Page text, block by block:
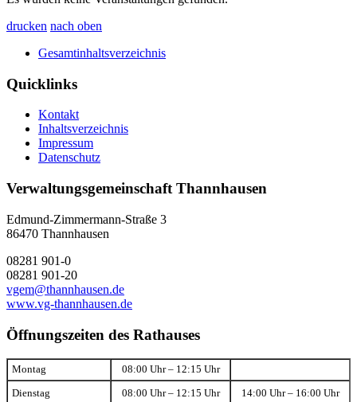
drucken nach oben
Gesamtinhaltsverzeichnis
Quicklinks
Kontakt
Inhaltsverzeichnis
Impressum
Datenschutz
Verwaltungsgemeinschaft Thannhausen
Edmund-Zimmermann-Straße 3
86470 Thannhausen
08281 901-0
08281 901-20
vgem@thannhausen.de
www.vg-thannhausen.de
Öffnungszeiten des Rathauses
Montag 08:00 Uhr – 12:15 Uhr
Dienstag 08:00 Uhr – 12:15 Uhr 14:00 Uhr – 16:00 Uhr